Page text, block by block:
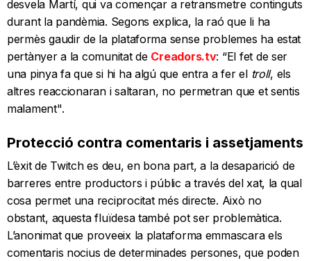
desvela Martí, qui va començar a retransmetre continguts
durant la pandèmia. Segons explica, la raó que li ha
permès gaudir de la plataforma sense problemes ha estat
pertànyer a la comunitat de Creadors.tv: “El fet de ser
una pinya fa que si hi ha algú que entra a fer el troll, els
altres reaccionaran i saltaran, no permetran que et sentis
malament".
Protecció contra comentaris i assetjaments
L’èxit de Twitch es deu, en bona part, a la desaparició de
barreres entre productors i públic a través del xat, la qual
cosa permet una reciprocitat més directe. Això no
obstant, aquesta fluïdesa també pot ser problemàtica.
L’anonimat que proveeix la plataforma emmascara els
comentaris nocius de determinades persones, que poden